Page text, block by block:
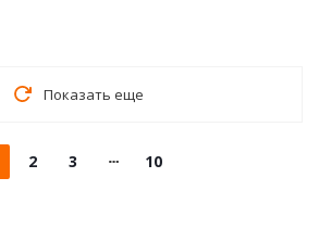
Показать еще
2 3 10